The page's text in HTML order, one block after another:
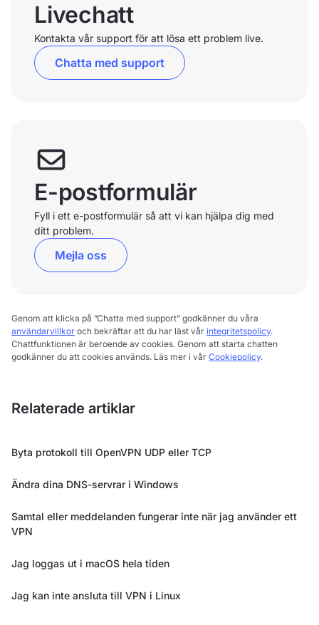
Livechatt
Kontakta vår support för att lösa ett problem live.
Chatta med support
E-postformulär
Fyll i ett e-postformulär så att vi kan hjälpa dig med
ditt problem.
Mejla oss
Genom att klicka på ”Chatta med support” godkänner du våra
användarvillkor och bekräftar att du har läst vår integritetspolicy.
Chattfunktionen är beroende av cookies. Genom att starta chatten
godkänner du att cookies används. Läs mer i vår Cookiepolicy.
Relaterade artiklar
Byta protokoll till OpenVPN UDP eller TCP
Ändra dina DNS-servrar i Windows
Samtal eller meddelanden fungerar inte när jag använder ett
VPN
Jag loggas ut i macOS hela tiden
Jag kan inte ansluta till VPN i Linux